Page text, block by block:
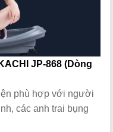
JP-868 (Dòng
phù hợp với người
các anh trai bụng